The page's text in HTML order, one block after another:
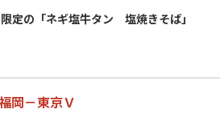
定の「ネギ塩牛タン 塩焼きそば」
岡－東京Ｖ